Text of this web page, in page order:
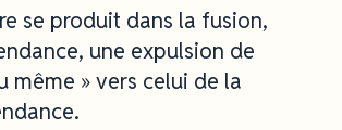
se produit dans la fusion,
une expulsion de
même » vers celui de la